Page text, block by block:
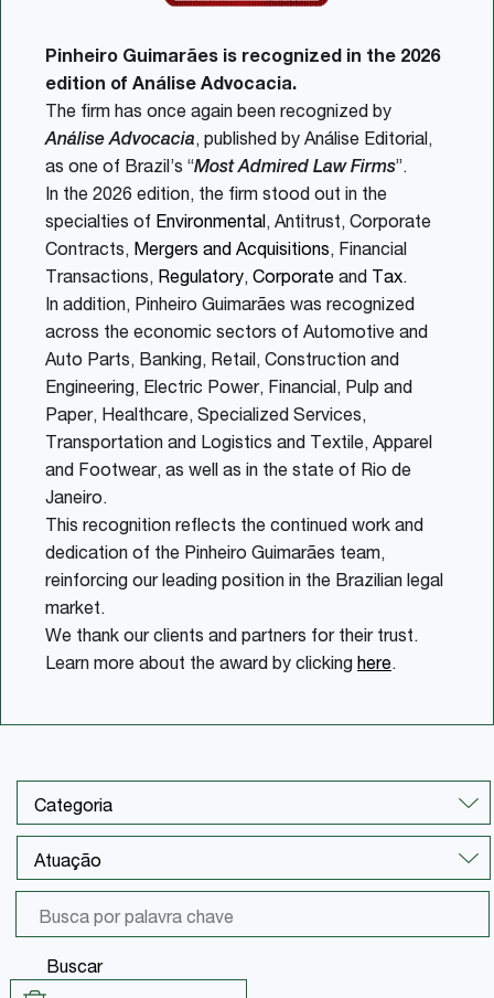
Pinheiro Guimarães is recognized in the 2026
edition of Análise Advocacia.
The firm has once again been recognized by
Análise Advocacia, published by Análise Editorial,
as one of Brazil’s “Most Admired Law Firms”.
In the 2026 edition, the firm stood out in the
specialties of Environmental, Antitrust, Corporate
Contracts, Mergers and Acquisitions, Financial
Transactions, Regulatory, Corporate and Tax.
In addition, Pinheiro Guimarães was recognized
across the economic sectors of Automotive and
Auto Parts, Banking, Retail, Construction and
Engineering, Electric Power, Financial, Pulp and
Paper, Healthcare, Specialized Services,
Transportation and Logistics and Textile, Apparel
and Footwear, as well as in the state of Rio de
Janeiro.
This recognition reflects the continued work and
dedication of the Pinheiro Guimarães team,
reinforcing our leading position in the Brazilian legal
market.
We thank our clients and partners for their trust.
Learn more about the award by clicking here.
Buscar